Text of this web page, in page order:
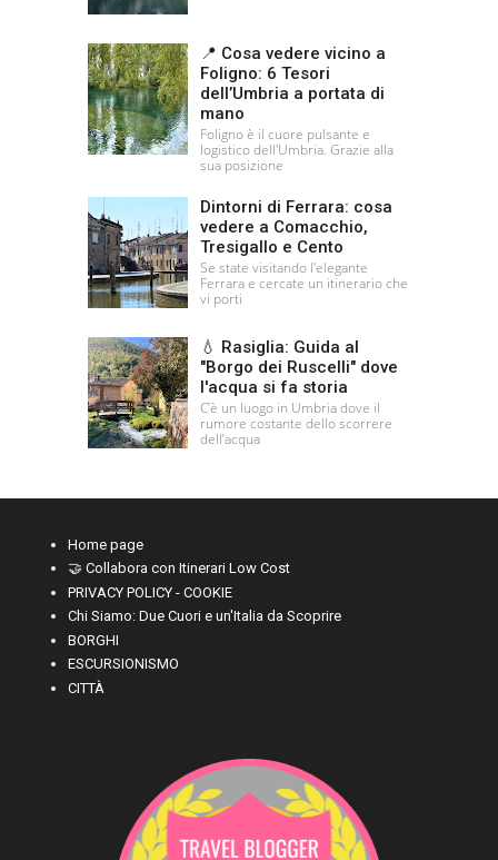
📍 Cosa vedere vicino a
Foligno: 6 Tesori
dell’Umbria a portata di
mano
Foligno è il cuore pulsante e
logistico dell'Umbria. Grazie alla
sua posizione
Dintorni di Ferrara: cosa
vedere a Comacchio,
Tresigallo e Cento
Se state visitando l'elegante
Ferrara e cercate un itinerario che
vi porti
💧 Rasiglia: Guida al
"Borgo dei Ruscelli" dove
l'acqua si fa storia
C’è un luogo in Umbria dove il
rumore costante dello scorrere
dell’acqua
Home page
🤝 Collabora con Itinerari Low Cost
PRIVACY POLICY - COOKIE
Chi Siamo: Due Cuori e un'Italia da Scoprire
BORGHI
ESCURSIONISMO
CITTÀ